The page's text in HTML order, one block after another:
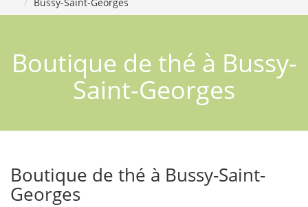
Boutique de thé à Bussy-
Saint-Georges
Boutique de thé à Bussy-Saint-
Georges